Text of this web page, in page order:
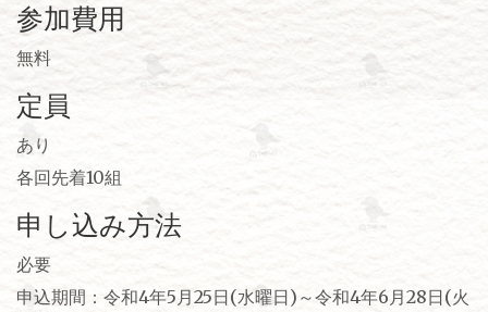
参加費用
無料
定員
あり
各回先着10組
申し込み方法
必要
申込期間：令和4年5月25日(水曜日)～令和4年6月28日(火